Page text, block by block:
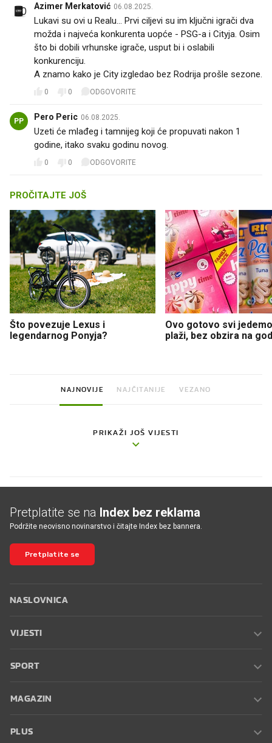
Azimer Merkatović 06.08.2025.
Lukavi su ovi u Realu... Prvi ciljevi su im ključni igrači dva
možda i najveća konkurenta uopće - PSG-a i Cityja. Osim
što bi dobili vrhunske igrače, usput bi i oslabili
konkurenciju.
A znamo kako je City izgledao bez Rodrija prošle sezone.
0 0 ODGOVORITE
PP Pero Peric 06.08.2025.
Uzeti će mlađeg i tamnijeg koji će propuvati nakon 1
godine, itako svaku godinu novog.
0 0 ODGOVORITE
PROČITAJTE JOŠ
Što povezuje Lexus i
legendarnog Ponyja?
Ovo gotovo svi
plaži, bez obzira na
NAJNOVIJE NAJČITANIJE VEZANO
PRIKAŽI JOŠ VIJESTI
Pretplatite se na Index bez reklama
Podržite neovisno novinarstvo i čitajte Index bez bannera.
Pretplatite se
NASLOVNICA
VIJESTI
SPORT
MAGAZIN
PLUS